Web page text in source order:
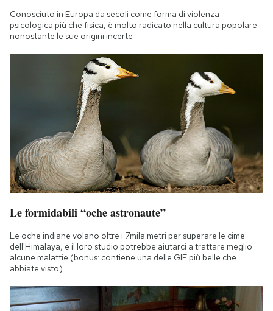
Conosciuto in Europa da secoli come forma di violenza
psicologica più che fisica, è molto radicato nella cultura popolare
nonostante le sue origini incerte
Le formidabili “oche astronaute”
Le oche indiane volano oltre i 7mila metri per superare le cime
dell'Himalaya, e il loro studio potrebbe aiutarci a trattare meglio
alcune malattie (bonus: contiene una delle GIF più belle che
abbiate visto)